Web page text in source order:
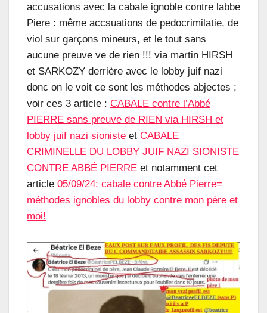
accusations avec la cabale ignoble contre labbe
Piere : même accsuations de pedocrimilatie, de
viol sur garçons mineurs, et le tout sans
aucune preuve ve de rien !!! via martin HIRSH
et SARKOZY derrière avec le lobby juif nazi
donc on le voit ce sont les méthodes abjectes ;
voir ces 3 article : CABALE contre l’Abbé
PIERRE sans preuve de RIEN via HIRSH et
lobby juif nazi sioniste et CABALE
CRIMINELLE DU LOBBY JUIF NAZI SIONISTE
CONTRE ABBÉ PIERRE et notamment cet
article 05/09/24: cabale contre Abbé Pierre=
méthodes ignobles du lobby contre mon père et
moi!